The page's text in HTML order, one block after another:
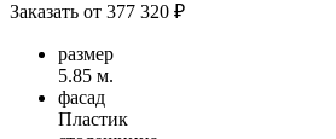
Заказать от 377 320 ₽
размер
5.85 м.
фасад
Пластик